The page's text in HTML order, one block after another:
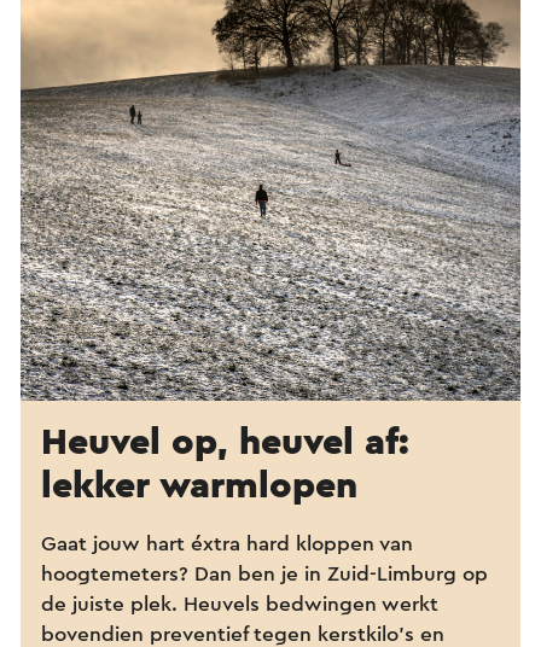
Heuvel op, heuvel af:
lekker warmlopen
Gaat jouw hart éxtra hard kloppen van
hoogtemeters? Dan ben je in Zuid-Limburg op
de juiste plek. Heuvels bedwingen werkt
bovendien preventief tegen kerstkilo’s en